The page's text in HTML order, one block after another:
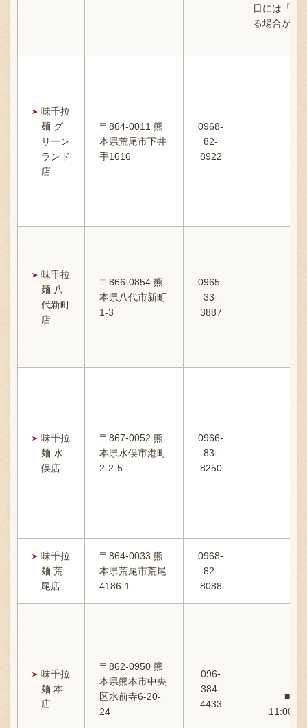
日には「月
る場合がご
味千拉
麺 グ
リーン
ランド
店
〒864-0011 熊
本県荒尾市下井
手1616
0968-
82-
8922
味千拉
麺 八
代新町
店
〒866-0854 熊
本県八代市新町
1-3
0965-
33-
3887
味千拉
麺 水
俣店
〒867-0052 熊
本県水俣市港町
2-2-5
0966-
83-
8250
味千拉
麺 荒
尾店
〒864-0033 熊
本県荒尾市荒尾
4186-1
0968-
82-
8088
味千拉
麺 本
店
〒862-0950 熊
本県熊本市中央
区水前寺6-20-
24
096-
384-
4433
■感
11:00-